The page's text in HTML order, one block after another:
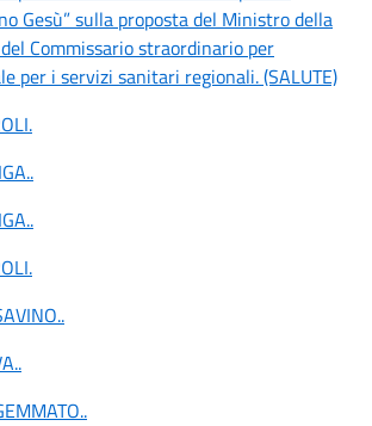
Gesù” sulla proposta del Ministro della
Commissario straordinario per
per i servizi sanitari regionali. (SALUTE)
.
..
..
.
..
..
..